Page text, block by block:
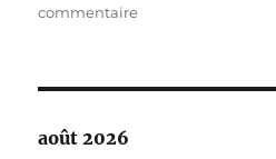
le
commentairesur
août 2026